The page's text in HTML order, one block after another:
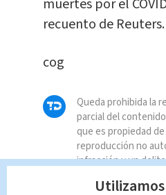
muertes​ por el
recuento de Reuters.
cog
Queda prohibida la
parcial del
que es propiedad
reproducción no
infracción y un